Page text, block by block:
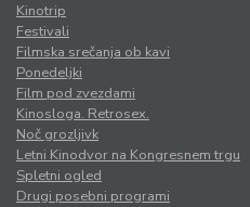
Kinotrip
Festivali
Filmska srečanja ob kavi
Ponedeljki
Film pod zvezdami
Kinosloga. Retrosex.
Noč grozljivk
Letni Kinodvor na Kongresnem trgu
Spletni ogled
Drugi posebni programi